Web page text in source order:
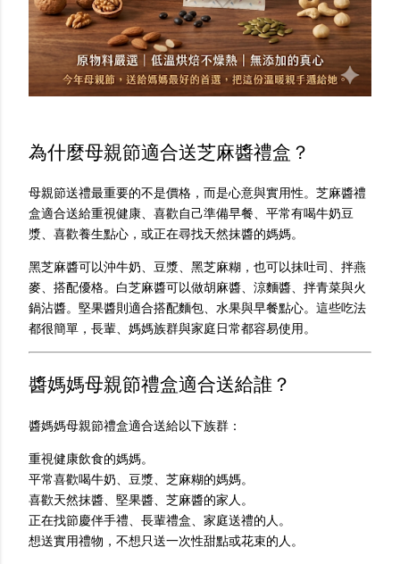
為什麼母親節適合送芝麻醬禮盒？
母親節送禮最重要的不是價格，而是心意與實用性。芝麻醬禮
盒適合送給重視健康、喜歡自己準備早餐、平常有喝牛奶豆
漿、喜歡養生點心，或正在尋找天然抹醬的媽媽。
黑芝麻醬可以沖牛奶、豆漿、黑芝麻糊，也可以抹吐司、拌燕
麥、搭配優格。白芝麻醬可以做胡麻醬、涼麵醬、拌青菜與火
鍋沾醬。堅果醬則適合搭配麵包、水果與早餐點心。這些吃法
都很簡單，長輩、媽媽族群與家庭日常都容易使用。
醬媽媽母親節禮盒適合送給誰？
醬媽媽母親節禮盒適合送給以下族群：
重視健康飲食的媽媽。
平常喜歡喝牛奶、豆漿、芝麻糊的媽媽。
喜歡天然抹醬、堅果醬、芝麻醬的家人。
正在找節慶伴手禮、長輩禮盒、家庭送禮的人。
想送實用禮物，不想只送一次性甜點或花束的人。